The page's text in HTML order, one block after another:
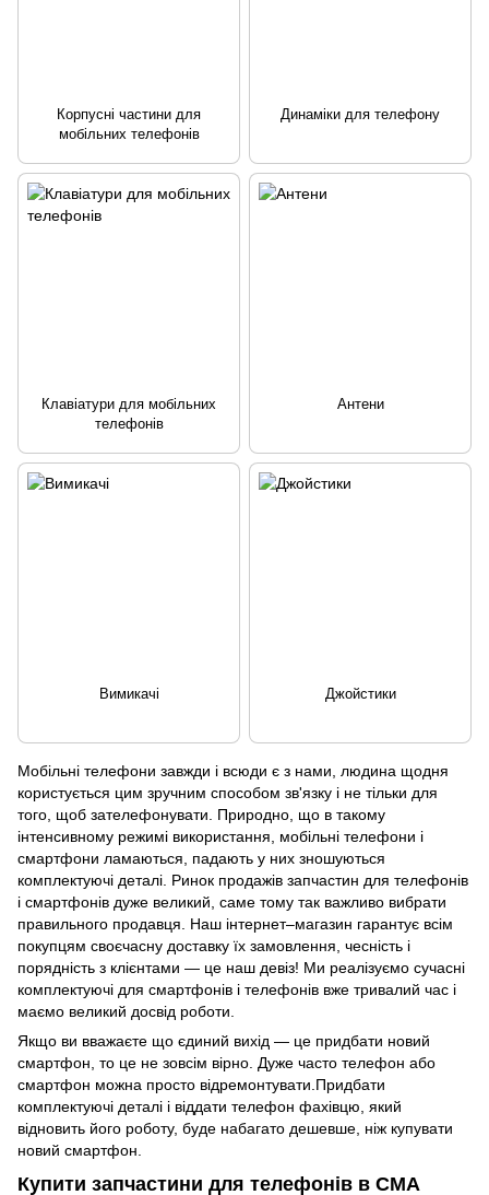
Мобільні телефони завжди і всюди є з нами, людина щодня
користується цим зручним способом зв'язку і не тільки для
того, щоб зателефонувати. Природно, що в такому
інтенсивному режимі використання, мобільні телефони і
смартфони ламаються, падають у них зношуються
комплектуючі деталі. Ринок продажів запчастин для телефонів
і смартфонів дуже великий, саме тому так важливо вибрати
правильного продавця. Наш інтернет–магазин гарантує всім
покупцям своєчасну доставку їх замовлення, чесність і
порядність з клієнтами — це наш девіз! Ми реалізуємо сучасні
комплектуючі для смартфонів і телефонів вже тривалий час і
маємо великий досвід роботи.
Якщо ви вважаєте що єдиний вихід — це придбати новий
смартфон, то це не зовсім вірно. Дуже часто телефон або
смартфон можна просто відремонтувати.Придбати
комплектуючі деталі і віддати телефон фахівцю, який
відновить його роботу, буде набагато дешевше, ніж купувати
новий смартфон.
Купити запчастини для телефонів в СМА
Корпусні частини для
мобільних телефонів
Динаміки для телефону
Клавіатури для мобільних
телефонів
Антени
Вимикачі Джойстики